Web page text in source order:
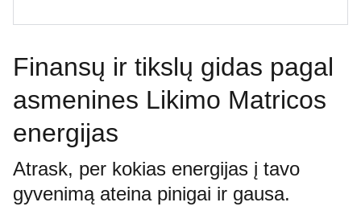
Finansų ir tikslų gidas pagal
asmenines Likimo Matricos
energijas
Atrask, per kokias energijas į tavo
gyvenimą ateina pinigai ir gausa.